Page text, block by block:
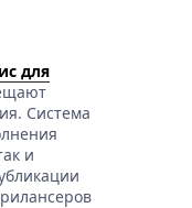
для
Система
и